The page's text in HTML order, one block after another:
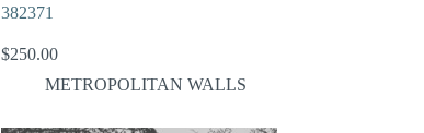
382371
$250.00
METROPOLITAN WALLS